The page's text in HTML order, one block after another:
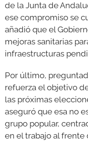
de la Junta de
ese compromiso se
añadió que el
mejoras sanitarias
infraestructuras
Por último,
refuerza el objetivo
las próximas
aseguró que esa no
grupo popular,
en el trabajo al frente